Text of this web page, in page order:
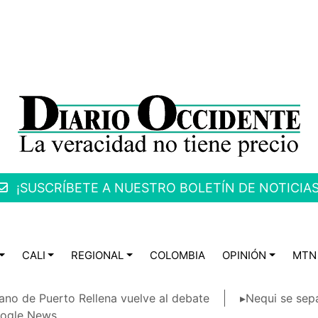
¡SUSCRÍBETE A NUESTRO BOLETÍN DE
CALI REGIONAL COLOMBIA OPINIÓN MTN
de Puerto Rellena vuelve al debate
▸Nequi se
News